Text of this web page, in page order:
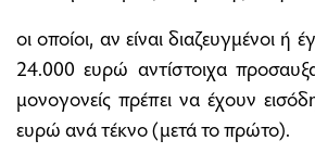
οι οποίοι, αν είναι διαζευγμένοι
24.000 ευρώ αντίστοιχα
μονογονείς πρέπει να έχουν
ευρώ ανά τέκνο (μετά το πρώτο).